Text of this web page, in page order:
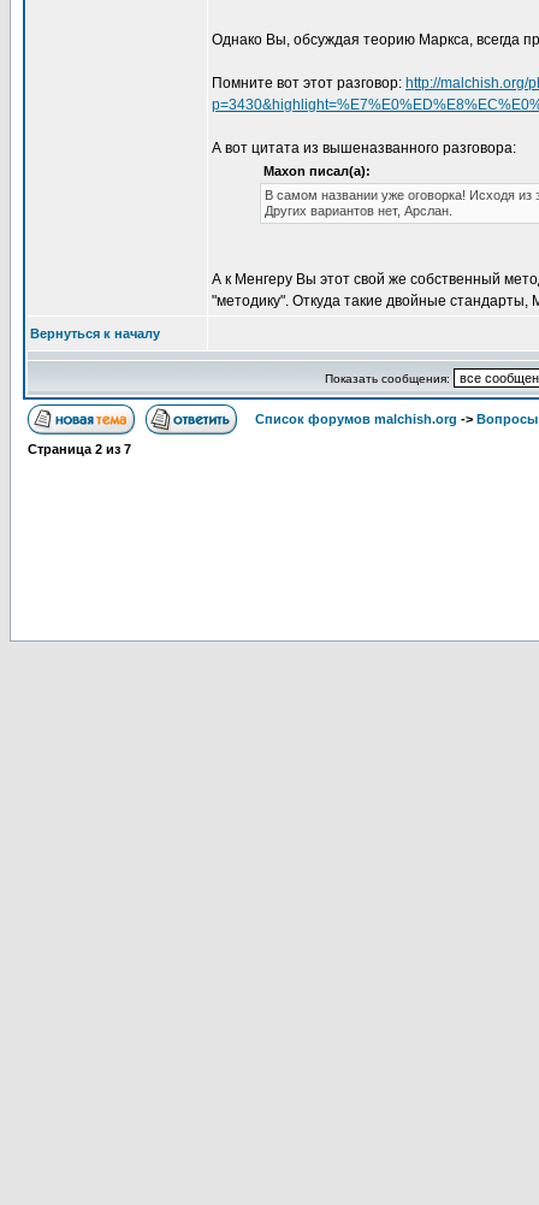
Однако Вы, обсуждая теорию Маркса, всегда
Помните вот этот разговор: http://malchish.org/
А вот цитата из вышеназванного разговора:
Maxon писал(а):
В самом названии уже оговорка! Исходя
Других вариантов нет, Арслан.
А к Менгеру Вы этот свой же собственный
"методику". Откуда такие двойные стандарты,
Вернуться к началу
Показать сообщения:
Список форумов malchish.org -> Вопросы
Страница 2 из 7